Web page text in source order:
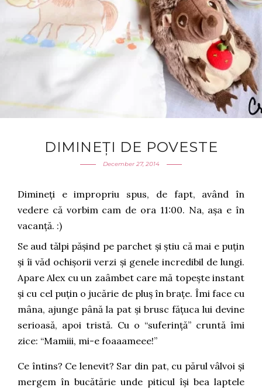
DIMINEȚI DE POVESTE
December 27, 2014
Dimineți e impropriu spus, de fapt, având în
vedere că vorbim cam de ora 11:00. Na, așa e în
vacanță. :)
Se aud tălpi pășind pe parchet și știu că mai e puțin
și îi văd ochișorii verzi și genele incredibil de lungi.
Apare Alex cu un zaâmbet care mă topește instant
și cu cel puțin o jucărie de pluș în brațe. Îmi face cu
mâna, ajunge până la pat și brusc fățuca lui devine
serioasă, apoi tristă. Cu o “suferință” cruntă îmi
zice: “Mamiii, mi-e foaaameee!”
Ce întins? Ce lenevit? Sar din pat, cu părul vâlvoi și
mergem în bucătărie unde piticul își bea laptele